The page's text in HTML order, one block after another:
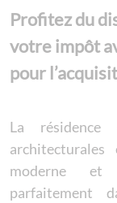
Profitez du
votre impôt
pour
La
architecturales
moderne et
parfaitement